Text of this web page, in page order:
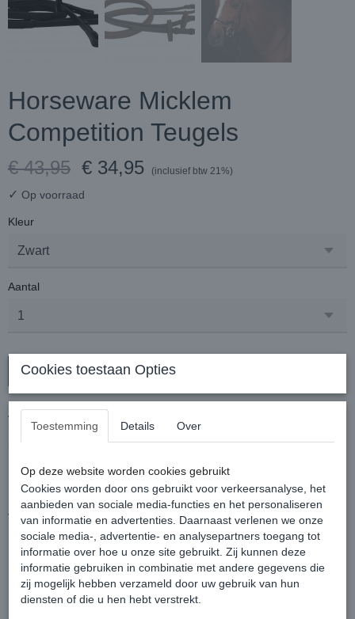
Horseware Micklem
Competition Teugels
€ 43,95 € 34,95 (inclusief btw 21%)
✓ Op voorraad
Kleur
Aantal
In winkelwagen
Anti-slip rubber teugels die passen bij het Micklem Competition
hoofdstel, uiteraard zijn de teugels ook geschikt voor ieder ander
hoofdstel.
Maat: Full, lengte circa 137 cm (totale lengte dus circa 274 cm)
Breedte: 2 cm (rubber gedeelte)
Verkrijgbaar in Zwart en Dark Havana (bruin)
Reacties
Cookies toestaan Opties
Toestemming Details Over
Op deze website worden cookies gebruikt
Cookies worden door ons gebruikt voor verkeersanalyse, het
aanbieden van sociale media-functies en het personaliseren
van informatie en advertenties. Daarnaast verlenen we onze
sociale media-, advertentie- en analysepartners toegang tot
informatie over hoe u onze site gebruikt. Zij kunnen deze
informatie gebruiken in combinatie met andere gegevens die
zij mogelijk hebben verzameld door uw gebruik van hun
diensten of die u hen hebt verstrekt.